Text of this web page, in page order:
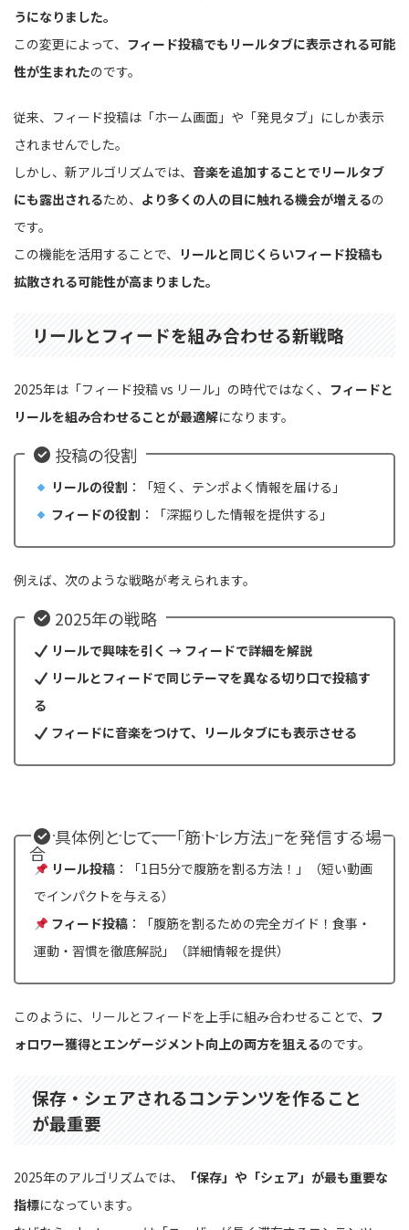
うになりました。
この変更によって、 フィード投稿でもリールタブに表示される可能
性が生まれたのです。
従来、フィード投稿は「ホーム画面」や「発見タブ」にしか表示
されませんでした。
しかし、新アルゴリズムでは、 音楽を追加することでリールタブ
にも露出されるため、 より多くの人の目に触れる機会が増えるの
です。
この機能を活用することで、 リールと同じくらいフィード投稿も
拡散される可能性が高まりました。
リールとフィードを組み合わせる新戦略
2025年は「フィード投稿 vs リール」の時代ではなく、 フィードと
リールを組み合わせることが最適解になります。
投稿の役割
リールの役割 ：「短く、テンポよく情報を届ける」
フィードの役割 ：「深掘りした情報を提供する」
例えば、次のような戦略が考えられます。
2025年の戦略
リールで興味を引く → フィードで詳細を解説
リールとフィードで同じテーマを異なる切り口で投稿す
る
フィードに音楽をつけて、リールタブにも表示させる
具体例として、「筋トレ方法」を発信する場
合
リール投稿：「1日5分で腹筋を割る方法！」（短い動画
でインパクトを与える）
フィード投稿：「腹筋を割るための完全ガイド！食事・
運動・習慣を徹底解説」（詳細情報を提供）
このように、リールとフィードを上手に組み合わせることで、 フ
ォロワー獲得とエンゲージメント向上の両方を狙えるのです。
保存・シェアされるコンテンツを作ること
が最重要
2025年のアルゴリズムでは、
「保存」や「シェア」が最も重要な
指標になっています。